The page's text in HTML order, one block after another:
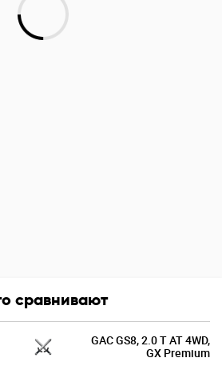
сравнивают
GAC GS8, 2.0 T AT 4WD,
GX Premium